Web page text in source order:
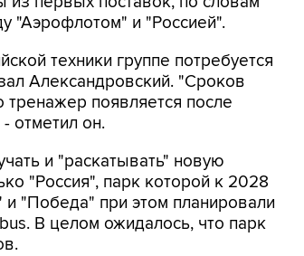
"Аэрофлотом" и "Россией".
техники группе потребуется
Александровский. "Сроков
появляется после
отметил он.
и "раскатывать" новую
"Россия", парк которой к 2028
"Победа" при этом планировали
В целом ожидалось, что парк